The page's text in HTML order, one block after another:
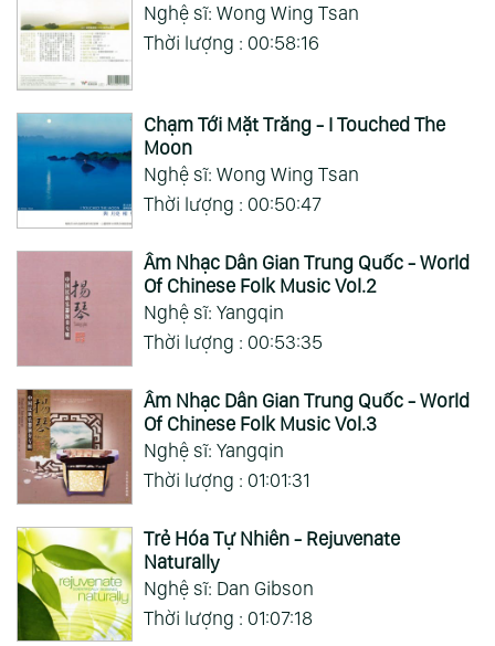
Nghệ sĩ: Wong Wing Tsan
Thời lượng : 00:58:16
Chạm Tới Mặt Trăng - I Touched The
Moon
Nghệ sĩ: Wong Wing Tsan
Thời lượng : 00:50:47
Âm Nhạc Dân Gian Trung Quốc - World
Of Chinese Folk Music Vol.2
Nghệ sĩ: Yangqin
Thời lượng : 00:53:35
Âm Nhạc Dân Gian Trung Quốc - World
Of Chinese Folk Music Vol.3
Nghệ sĩ: Yangqin
Thời lượng : 01:01:31
Trẻ Hóa Tự Nhiên - Rejuvenate
Naturally
Nghệ sĩ: Dan Gibson
Thời lượng : 01:07:18